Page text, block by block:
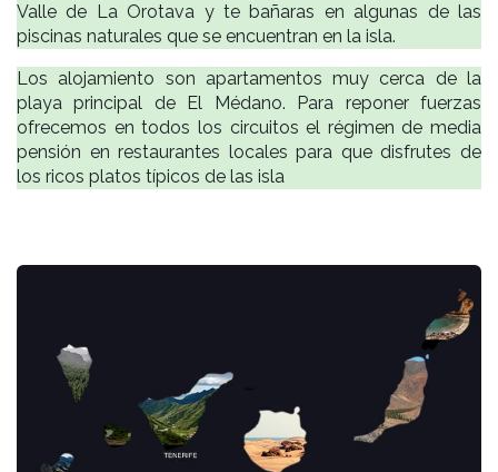
Valle de La Orotava y te bañaras en algunas de las
piscinas naturales que se encuentran en la isla.
Los alojamiento son apartamentos muy cerca de la
playa principal de El Médano. Para reponer fuerzas
ofrecemos en todos los circuitos el régimen de media
pensión en restaurantes locales para que disfrutes de
los ricos platos típicos de las isla